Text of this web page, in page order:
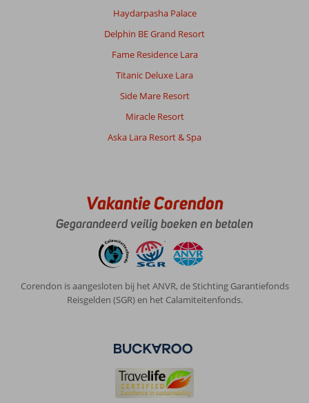
Haydarpasha Palace
Delphin BE Grand Resort
Fame Residence Lara
Titanic Deluxe Lara
Side Mare Resort
Miracle Resort
Aska Lara Resort & Spa
Vakantie Corendon
Gegarandeerd veilig boeken en betalen
Corendon is aangesloten bij het ANVR, de Stichting Garantiefonds
Reisgelden (SGR) en het Calamiteitenfonds.